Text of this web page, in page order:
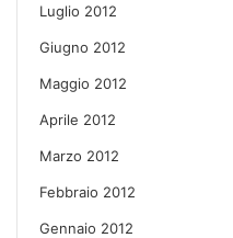
Luglio 2012
Giugno 2012
Maggio 2012
Aprile 2012
Marzo 2012
Febbraio 2012
Gennaio 2012